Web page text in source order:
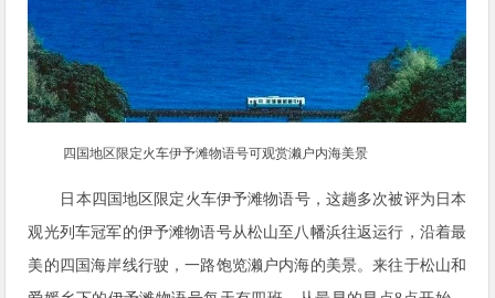
四国地区限定火车伊予滩物语号可观赏濑户内海美景
日本四国地区限定火车伊予滩物语号，这趟多次被评为日本
观光列车冠军的伊予滩物语号从松山至八幡浜往返运行，沿着最
美的四国海岸线行驶，一路饱览濑户内海的美景。来往于松山和